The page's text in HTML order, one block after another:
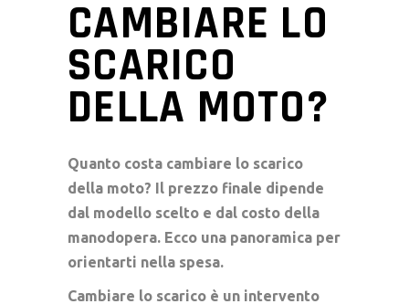
CAMBIARE LO
SCARICO
DELLA MOTO?
Quanto costa cambiare lo scarico
della moto? Il prezzo finale dipende
dal modello scelto e dal costo della
manodopera. Ecco una panoramica per
orientarti nella spesa.
Cambiare lo scarico è un intervento